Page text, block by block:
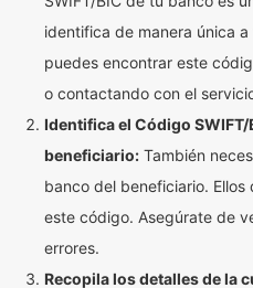
identifica de manera única
puedes encontrar este
o contactando con el
Identifica el Código SWIFT/
beneficiario: También
banco del beneficiario.
este código. Asegúrate de
errores.
Recopila los detalles de la